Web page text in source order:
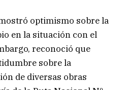
optimismo sobre la
en la situación con el
reconoció que
sobre la
de diversas obras